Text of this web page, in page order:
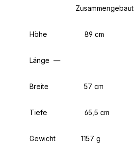
Zusammengebaut
Höhe 89 cm
Länge —
Breite 57 cm
Tiefe 65,5 cm
Gewicht 1157 g